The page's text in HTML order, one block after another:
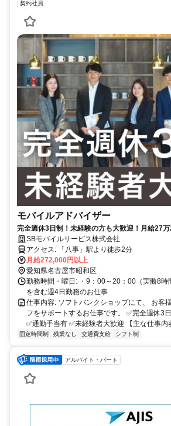
契約社員
モバイルアドバイザー
完全週休3日制！未経験の方も大歓迎！月給27万
SBモバイルサービス株式会社
アクセス: 「八事」駅より徒歩2分
月給272,000円以上
愛知県名古屋市昭和区
勤務時間・曜日: ・9：00～20：00（実働8
を含む週4日勤務のお仕事
仕事内容: ソフトバンクショップにて、 お客
フをサポートするお仕事です。 ✅完全週休3
✅通勤手当有 ✅未経験者大歓迎 【主な仕事内
固定時間制 残業なし 交通費支給 シフト制
アルバイト・パート